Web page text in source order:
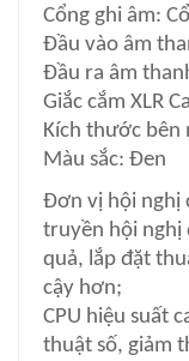
Cổng ghi âm:
Đầu vào âm
Đầu ra âm
Giắc cắm XLR
Kích thước bên
Màu sắc: Đen
Đơn vị hội nghị
truyền hội nghị
quả, lắp đặt
cậy hơn;
CPU hiệu suất
thuật số, giảm